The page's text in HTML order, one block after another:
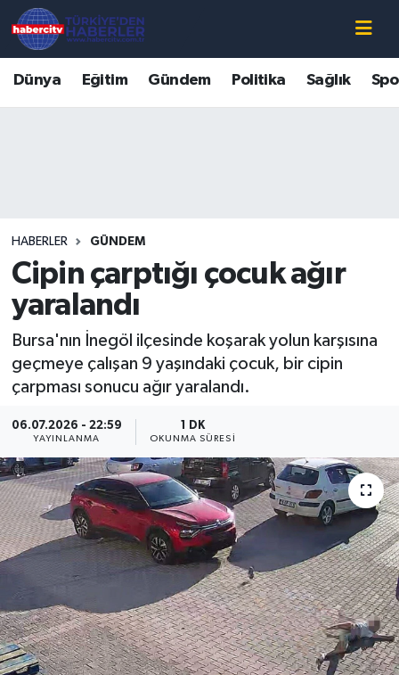
Dünya Eğitim Gündem Politika Sağlık
HABERLER GÜNDEM
Cipin çarptığı çocuk ağır
yaralandı
Bursa'nın İnegöl ilçesinde koşarak yolun karşısına
geçmeye çalışan 9 yaşındaki çocuk, bir cipin
çarpması sonucu ağır yaralandı.
06.07.2026 - 22:59
YAYINLANMA
1 DK
OKUNMA SÜRESI
Süper Lig Puan Durumu ve Fikstür
Tüm Manşetler
Son Dakika Haberleri
Haber Arşivi